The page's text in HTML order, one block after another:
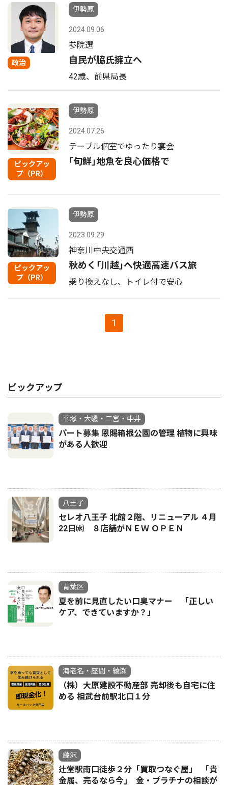
政治
伊勢原
2024.09.06
参院選
自民が脇氏擁立へ
42歳、前県局長
ピックアッ
プ（PR）
伊勢原
2024.07.26
テーブル個室でゆったり宴会
｢旬鮮｣地魚を良心価格で
ピックアッ
プ（PR）
伊勢原
2023.09.29
神奈川中央交通西
秋めく｢川越｣へ快適高速バス旅
乗り換えなし、トイレ付で安心
1
ピックアップ
平塚・大磯・二宮・中井
パート募集 恩賜箱根公園の管理 植物に興味
がある人歓迎
八王子
セレオ八王子 北館２階、リニューアル ４月
22日㈬ ８店舗がＮＥＷ ＯＰＥＮ
青葉区
夏を前に見直したい口臭マナー 「正しい
ケア、できていますか？」
海老名・座間・綾瀬
（株）大原建設不動産部 売却後も自宅に住
める 相武台前駅北口１分
藤沢
辻堂駅南口徒歩２分「買取つなぐ屋」 ｢貴
金属、売るなら今｣ 金・プラチナの相談が